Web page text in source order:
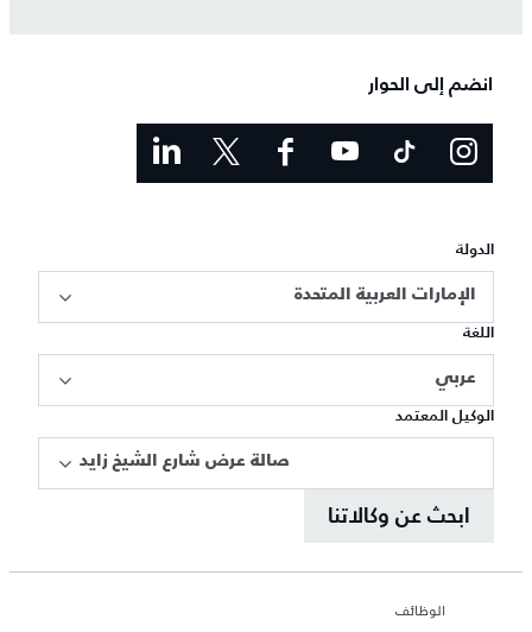
انضم إلى الحوار
الدولة
الإمارات العربية المتحدة
اللغة
عربي
الوكيل المعتمد
صالة عرض شارع الشيخ زايد
ابحث عن وكالاتنا
الوظائف